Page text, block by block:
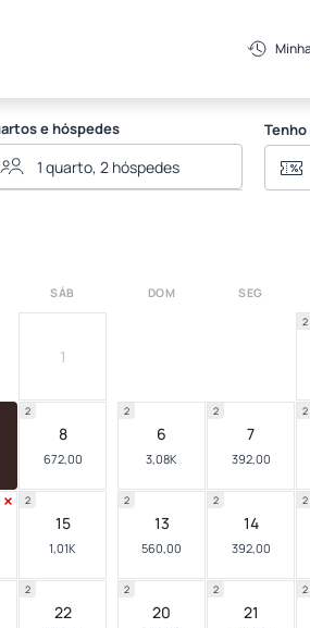
e hóspedes
SÁB
1
8
672,00
2
15
1,01K
2
22
2
DOM SEG
2
6
3,08K
2
7
392,00
2 2
13
560,00
2
14
392,00
2 2
20
2
21
2 2